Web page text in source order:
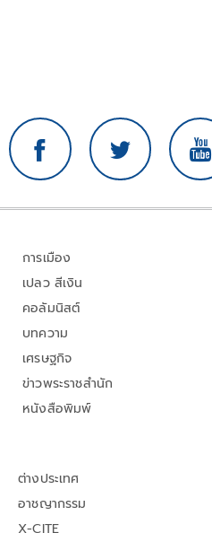
การเมือง
เปลว สีเงิน
คอลัมนิสต์
บทความ
เศรษฐกิจ
ข่าวพระราชสำนัก
หนังสือพิมพ์
ต่างประเทศ
อาชญากรรม
X-CITE